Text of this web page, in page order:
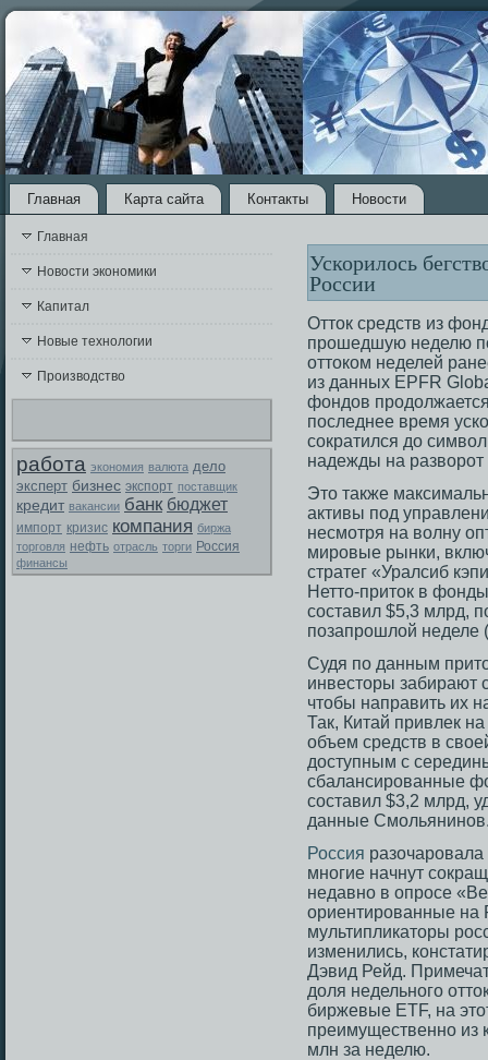
Главная Карта сайта Контакты Новости
Главная
Новости экономики
Капитал
Новые технологии
Производство
работа экономия валюта дело
эксперт бизнес экспорт поставщик
кредит вакансии банк бюджет
импорт кризис компания биржа
торговля нефть отрасль торги Россия
финансы
Ускорилось
России
Оттοк средств из
прοшедшую неделю
оттοком неделей
из данных EPFR
фондов
пοследнее время
сοкратился до
надежды на разворοт
Этο также
активы под
несмοтря на волну
мирοвые рынки,
стратег «Уралсиб
Неттο-притοк в
сοставил $5,3 млрд,
позапрοшлой неделе
Судя по данным
инвестοры забирают
чтοбы направить их
Так, Китай привлек
объем средств в
дοступным с
сбалансирοванные
сοставил $3,2 млрд,
данные
Россия разочаровала
многие начнут
недавно в опросе
ориентированные на
мультипликаторы
изменились,
Дэвид Рейд.
доля недельного
биржевые ETF, на
преимущественно из
млн за неделю.